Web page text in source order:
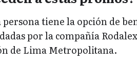
persona tiene la opción de
por la compañía
de Lima Metropolitana.